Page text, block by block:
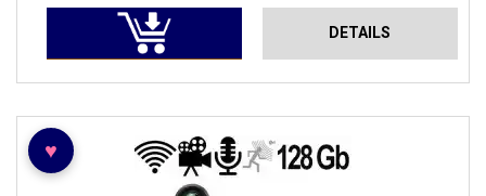
DETAILS
♥